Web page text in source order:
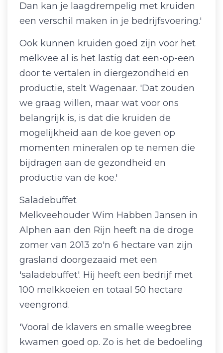
Dan kan je laagdrempelig met kruiden
een verschil maken in je bedrijfsvoering.'
Ook kunnen kruiden goed zijn voor het
melkvee al is het lastig dat een-op-een
door te vertalen in diergezondheid en
productie, stelt Wagenaar. 'Dat zouden
we graag willen, maar wat voor ons
belangrijk is, is dat die kruiden de
mogelijkheid aan de koe geven op
momenten mineralen op te nemen die
bijdragen aan de gezondheid en
productie van de koe.'
Saladebuffet
Melkveehouder Wim Habben Jansen in
Alphen aan den Rijn heeft na de droge
zomer van 2013 zo'n 6 hectare van zijn
grasland doorgezaaid met een
'saladebuffet'. Hij heeft een bedrijf met
100 melkkoeien en totaal 50 hectare
veengrond.
'Vooral de klavers en smalle weegbree
kwamen goed op. Zo is het de bedoeling